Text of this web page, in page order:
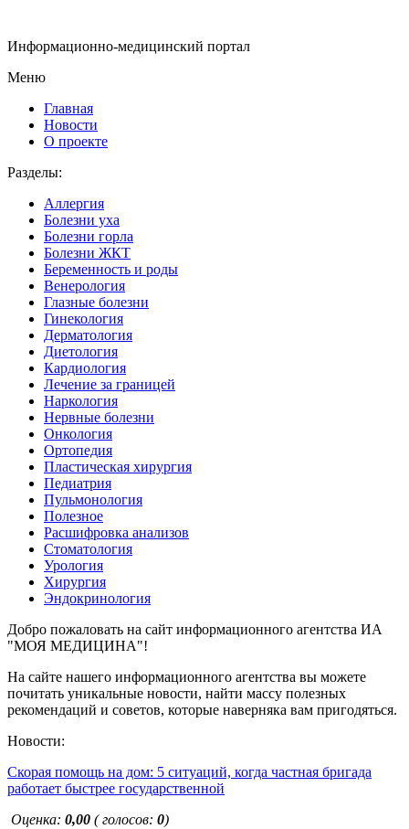
Информационно-медицинский портал
Меню
Главная
Новости
О проекте
Разделы:
Аллергия
Болезни уха
Болезни горла
Болезни ЖКТ
Беременность и роды
Венерология
Глазные болезни
Гинекология
Дерматология
Диетология
Кардиология
Лечение за границей
Наркология
Нервные болезни
Онкология
Ортопедия
Пластическая хирургия
Педиатрия
Пульмонология
Полезное
Расшифровка анализов
Стоматология
Урология
Хирургия
Эндокринология
Добро пожаловать на сайт информационного агентства ИА
"МОЯ МЕДИЦИНА"!
На сайте нашего информационного агентства вы можете
почитать уникальные новости, найти массу полезных
рекомендаций и советов, которые наверняка вам пригодяться.
Новости:
Скорая помощь на дом: 5 ситуаций, когда частная бригада
работает быстрее государственной
Оценка: 0,00 ( голосов: 0)